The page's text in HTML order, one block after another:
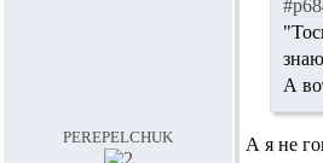
perepelchuk
А
А я не